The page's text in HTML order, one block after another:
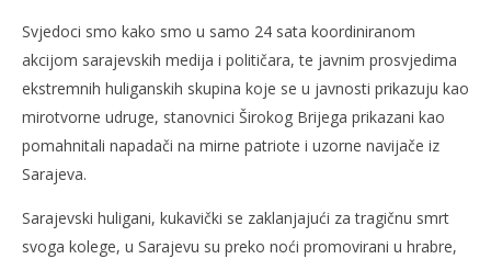
Svjedoci smo kako smo u samo 24 sata koordiniranom
akcijom sarajevskih medija i političara, te javnim prosvjedima
ekstremnih huliganskih skupina koje se u javnosti prikazuju kao
mirotvorne udruge, stanovnici Širokog Brijega prikazani kao
pomahnitali napadači na mirne patriote i uzorne navijače iz
Sarajeva.
Sarajevski huligani, kukavički se zaklanjajući za tragičnu smrt
svoga kolege, u Sarajevu su preko noći promovirani u hrabre,